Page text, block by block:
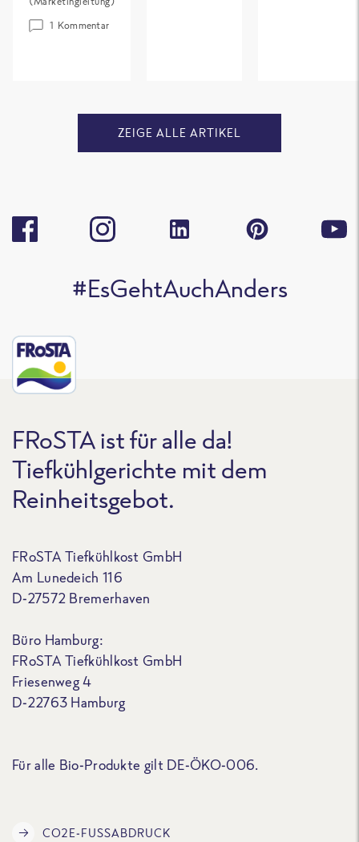
1 Kommentar
ZEIGE ALLE ARTIKEL
#EsGehtAuchAnders
FRoSTA ist für alle da!
Tiefkühlgerichte mit dem
Reinheitsgebot.
FRoSTA Tiefkühlkost GmbH
Am Lunedeich 116
D-27572 Bremerhaven
Büro Hamburg:
FRoSTA Tiefkühlkost GmbH
Friesenweg 4
D-22763 Hamburg
Für alle Bio-Produkte gilt DE-ÖKO-006.
CO2E-FUSSABDRUCK